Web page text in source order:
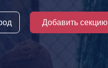
Добавить секцию